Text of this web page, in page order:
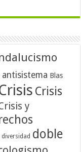
antisistema Blas
Crisis
y
diversidad doble